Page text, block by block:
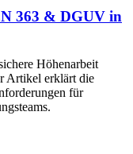
363 & DGUV in
Höhenarbeit
Artikel erklärt die
für